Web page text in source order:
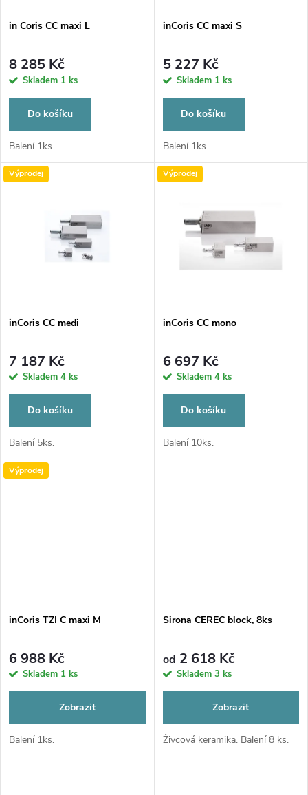
p
r
o
d
u
s
p
r
o
d
u
in Coris CC maxi L
8 285 Kč
Skladem 1 ks
Do košíku
Balení 1ks.
inCoris CC maxi S
5 227 Kč
Skladem 1 ks
Do košíku
Balení 1ks.
Výprodej
inCoris CC medi
7 187 Kč
Skladem 4 ks
Do košíku
Balení 5ks.
Výprodej
inCoris CC mono
6 697 Kč
Skladem 4 ks
Do košíku
Balení 10ks.
Výprodej
inCoris TZI C maxi M
6 988 Kč
Skladem 1 ks
Zobrazit
Balení 1ks.
Sirona CEREC block, 8ks
od 2 618 Kč
Skladem 3 ks
Zobrazit
Živcová keramika. Balení 8 ks.